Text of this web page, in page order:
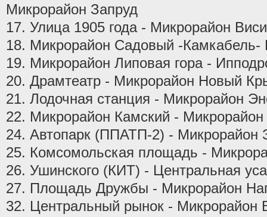
Микрорайон Запруд
17. Улица 1905 года - Микрорайон
18. Микрорайон Садовый -
19. Микрорайон Липовая гора -
20. Драмтеатр - Микрорайон Новый
21. Лодочная станция - Микрорайон
22. Микрорайон Камский -
24. Автопарк (ППАТП-2) - Микрорайон
25. Комсомольская площадь -
26. Ушинского (КИТ) - Центральная
27. Площадь Дружбы - Микрорайон
32. Центральный рынок - Микрорайон